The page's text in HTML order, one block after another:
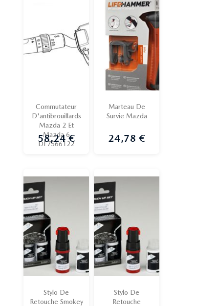
Commutateur
D'antibrouillards
Mazda 2 Et
Mazda 6
DF7566122
Prix
58,24 €
Marteau De
Survie Mazda
Prix
24,78 €
Stylo De
Retouche Smokey
Stylo De
Retouche